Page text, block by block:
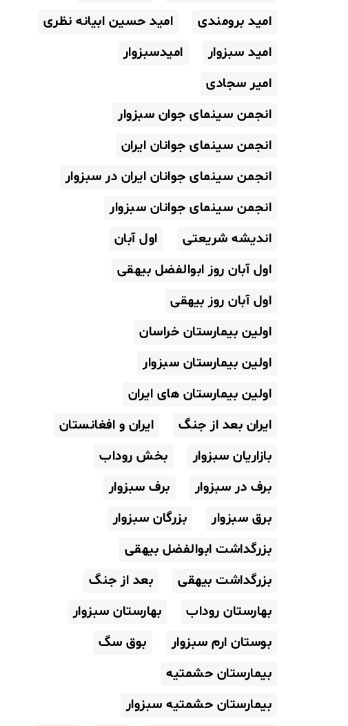
امید برومندی
امید حسین ابیانه نظری
امید سبزوار
امیدسبزوار
امیر سجادی
انجمن سینمای جوان سبزوار
انجمن سینمای جوانان ایران
انجمن سینمای جوانان ایران در سبزوار
انجمن سینمای جوانان سبزوار
اندیشه شریعتی
اول آبان
اول آبان روز ابوالفضل بیهقی
اول آبان روز بیهقی
اولین بیمارستان خراسان
اولین بیمارستان سبزوار
اولین بیمارستان های ایران
ایران بعد از جنگ
ایران و افغانستان
بازاریان سبزوار
بخش روداب
برف در سبزوار
برف سبزوار
برق سبزوار
بزرگان سبزوار
بزرگداشت ابوالفضل بیهقی
بزرگداشت بیهقی
بعد از جنگ
بهارستان روداب
بهارستان سبزوار
بوستان ارم سبزوار
بوق سگ
بیمارستان حشمتیه
بیمارستان حشمتیه سبزوار